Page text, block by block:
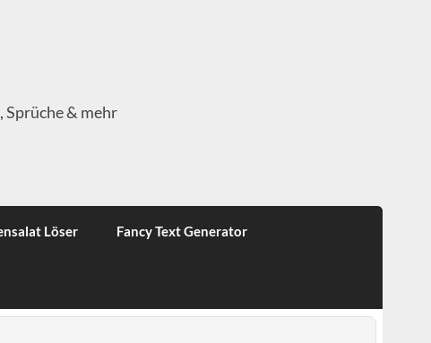
& mehr
Löser Fancy Text Generator